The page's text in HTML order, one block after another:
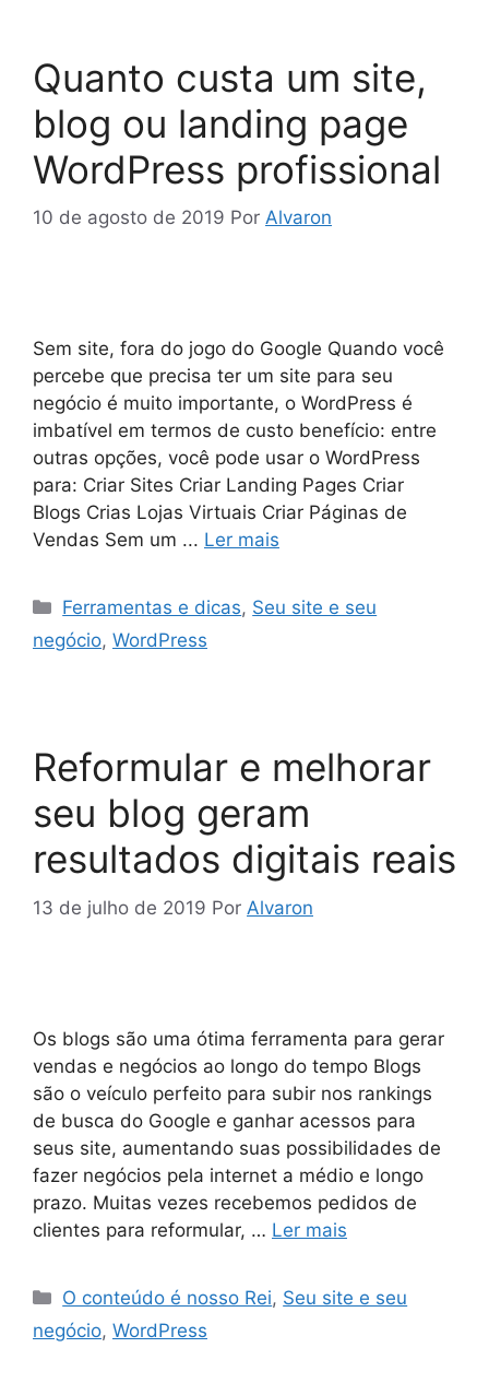
Quanto custa um site,
blog ou landing page
WordPress profissional
10 de agosto de 2019 Por Alvaron
Sem site, fora do jogo do Google Quando você
percebe que precisa ter um site para seu
negócio é muito importante, o WordPress é
imbatível em termos de custo benefício: entre
outras opções, você pode usar o WordPress
para: Criar Sites Criar Landing Pages Criar
Blogs Crias Lojas Virtuais Criar Páginas de
Vendas Sem um ... Ler mais
Ferramentas e dicas, Seu site e seu
negócio, WordPress
Reformular e melhorar
seu blog geram
resultados digitais reais
13 de julho de 2019 Por Alvaron
Os blogs são uma ótima ferramenta para gerar
vendas e negócios ao longo do tempo Blogs
são o veículo perfeito para subir nos rankings
de busca do Google e ganhar acessos para
seus site, aumentando suas possibilidades de
fazer negócios pela internet a médio e longo
prazo. Muitas vezes recebemos pedidos de
clientes para reformular, … Ler mais
O conteúdo é nosso Rei, Seu site e seu
negócio, WordPress